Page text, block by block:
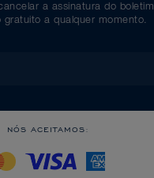
a assinatura do boletim
gratuito a qualquer momento.
NÓS ACEITAMOS: